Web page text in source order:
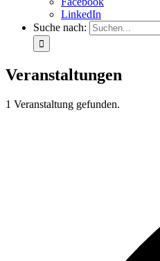
LinkedIn
Suche nach:
Veranstaltungen
1 Veranstaltung gefunden.